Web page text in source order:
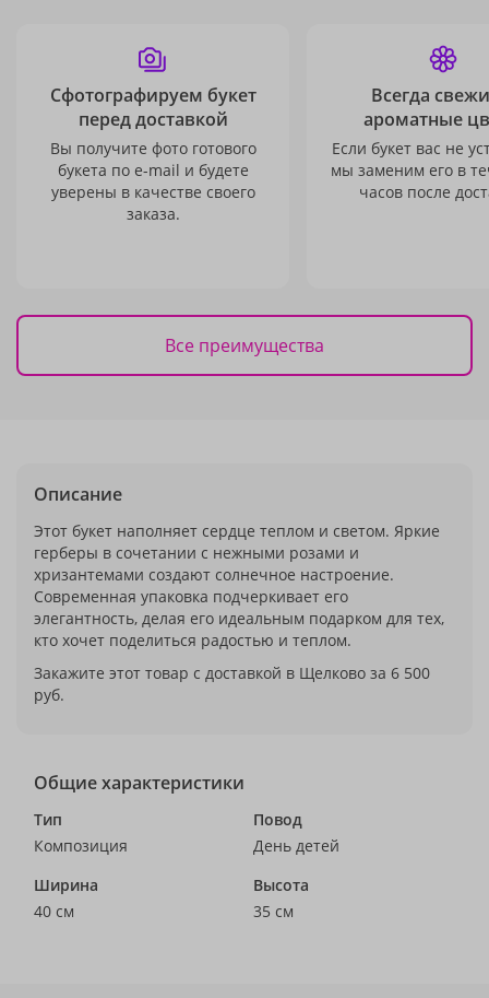
Сфотографируем букет
перед доставкой
Вы получите фото готового
букета по e-mail и будете
уверены в качестве своего
заказа.
Всегда
ароматные
Если букет вас не
мы заменим его в
часов после
Все преимущества
Описание
Этот букет наполняет сердце теплом и светом. Яркие
герберы в сочетании с нежными розами и
хризантемами создают солнечное настроение.
Современная упаковка подчеркивает его
элегантность, делая его идеальным подарком для тех,
кто хочет поделиться радостью и теплом.
Закажите этот товар с доставкой в Щелково за 6 500
руб.
Общие характеристики
Тип
Композиция
Повод
День детей
Ширина
40 см
Высота
35 см